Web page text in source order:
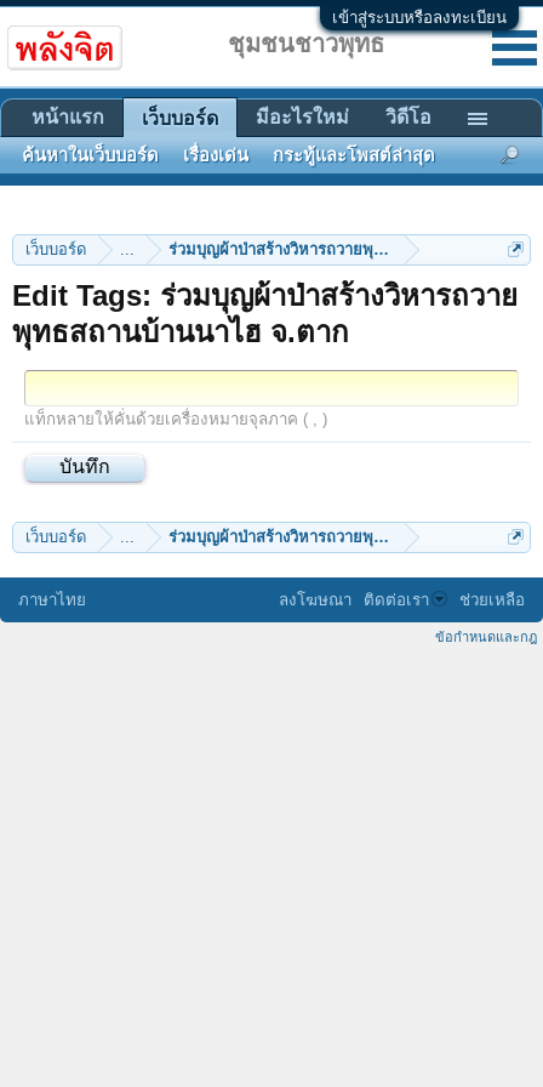
เข้าสู่ระบบหรือลงทะเบียน
เว็บบอร์ด ... ร่วมบุญผ้าป่าสร้างวิหารถวายพุทธสถานบ้านนาไฮ จ.ตา
Edit Tags: ร่วมบุญผ้าป่าสร้างวิหารถวาย
พุทธสถานบ้านนาไฮ จ.ตาก
แท็กหลายให้คั่นด้วยเครื่องหมายจุลภาค ( , )
เว็บบอร์ด ... ร่วมบุญผ้าป่าสร้างวิหารถวายพุทธสถานบ้านนาไฮ จ.ตา
ชุมชนชาวพุทธ
หน้าแรก เว็บบอร์ด
ค้นหาในเว็บบอร์ด เรื่องเด่น กระทู้และโพสต์ล่าสุด
มีอะไรใหม่ วิดีโอ
ภาษาไทย ลงโฆษณา ติดต่อเรา ช่วยเหลือ
ข้อกำหนดและกฎ